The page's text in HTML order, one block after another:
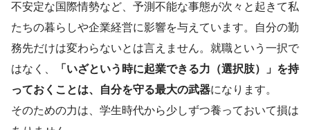
不安定な国際情勢など、予測不能な事態が次々と 起きて私
たちの暮らしや企業経営に影響を与えています。自分の勤
務先だけは変わらないとは言えません。就職という一択で
はなく、
「いざという時に起業できる力 （選択肢）
」を持
っておくことは、自分を守る最大の武器になります。
そのための力は、学生時代から少しずつ養っておいて損は